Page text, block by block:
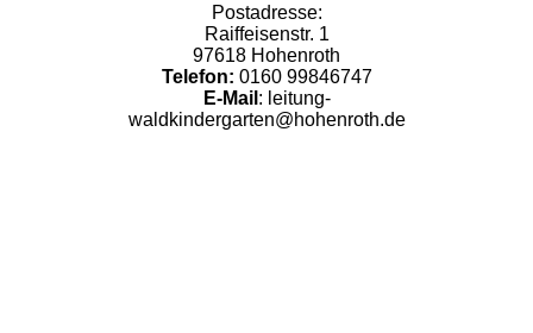
Postadresse:
Raiffeisenstr. 1
97618 Hohenroth
Telefon: 0160 99846747
E-Mail : leitung-
waldkindergarten@hohenroth.de